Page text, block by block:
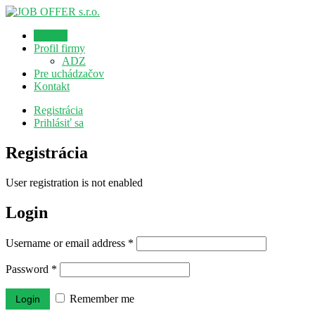
Profil firmy
ADZ
Pre uchádzačov
Kontakt
Registrácia
Prihlásiť sa
Registrácia
User registration is not enabled
Login
Username or email address *
Password *
Remember me